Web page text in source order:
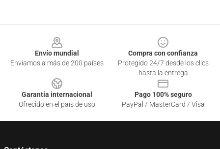
Envío mundial
Enviamos a más de 200 países
Compra con confianza
Protegido 24/7 desde los clics
hasta la entrega
Garantía internacional
Ofrecido en el país de uso
Pago 100% seguro
PayPal / MasterCard / Visa